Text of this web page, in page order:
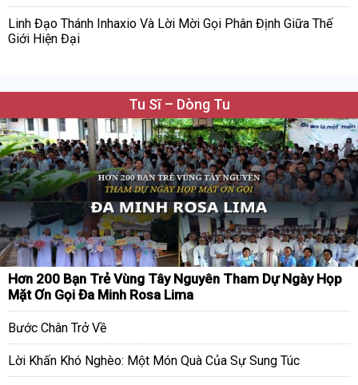
Linh Đạo Thánh Inhaxio Và Lời Mời Gọi Phân Định Giữa Thế
Giới Hiện Đại
Tu Sĩ – Dòng Tu
Hơn 200 Bạn Trẻ Vùng Tây Nguyên Tham Dự Ngày Họp
Mặt Ơn Gọi Đa Minh Rosa Lima
Bước Chân Trở Về
Lời Khấn Khó Nghèo: Một Món Quà Của Sự Sung Túc